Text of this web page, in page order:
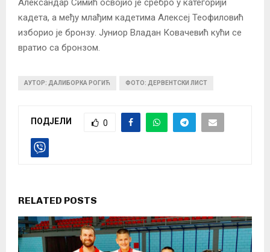
Александар Симић освојио је сребро у категорији
кадета, а међу млађим кадетима Алексеј Теофиловић
изборио је бронзу. Јуниор Владан Ковачевић кући се
вратио са бронзом.
АУТОР: ДАЛИБОРКА РОГИЋ ФОТО: ДЕРВЕНТСКИ ЛИСТ
ПОДЈЕЛИ 0
RELATED POSTS